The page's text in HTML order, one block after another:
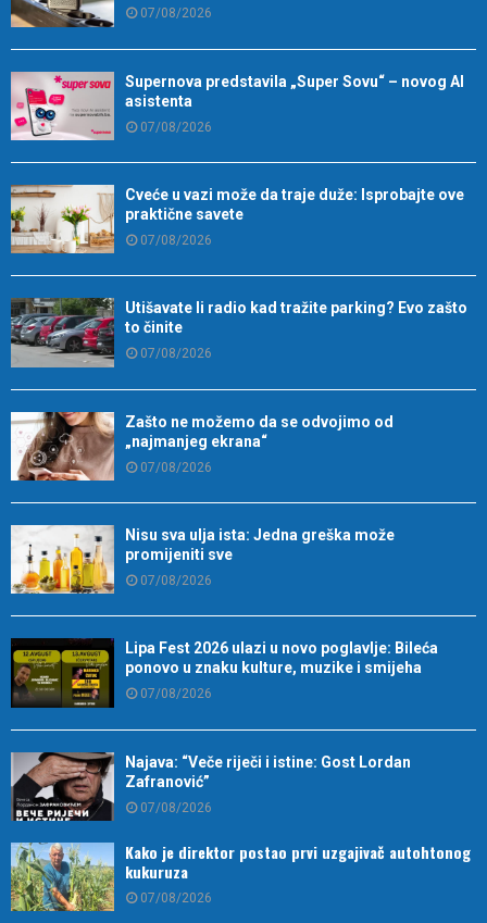
07/08/2026
Supernova predstavila „Super Sovu“ – novog AI
asistenta
07/08/2026
Cveće u vazi može da traje duže: Isprobajte ove
praktične savete
07/08/2026
Utišavate li radio kad tražite parking? Evo zašto
to činite
07/08/2026
Zašto ne možemo da se odvojimo od
„najmanjeg ekrana“
07/08/2026
Nisu sva ulja ista: Jedna greška može
promijeniti sve
07/08/2026
Lipa Fest 2026 ulazi u novo poglavlje: Bileća
ponovo u znaku kulture, muzike i smijeha
07/08/2026
Najava: “Veče riječi i istine: Gost Lordan
Zafranović”
07/08/2026
Kako je direktor postao prvi uzgajivač autohtonog
kukuruza
07/08/2026